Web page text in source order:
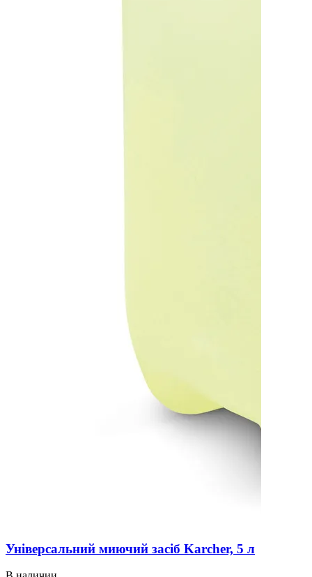
Універсальний миючий засіб Karcher, 5 л